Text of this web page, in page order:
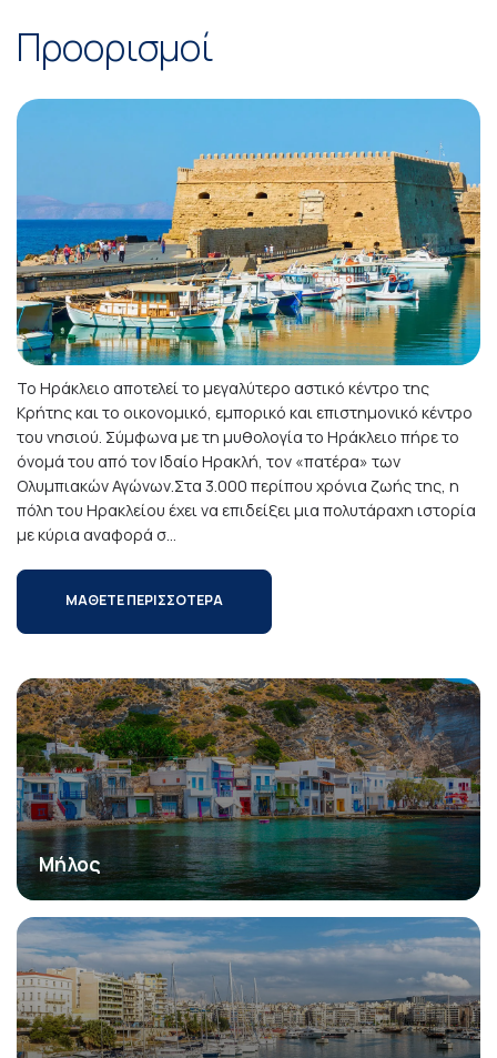
Προορισμοί
Το Ηράκλειο αποτελεί το μεγαλύτερο αστικό κέντρο της
Κρήτης και το οικονομικό, εμπορικό και επιστημονικό κέντρο
του νησιού. Σύμφωνα με τη μυθολογία το Ηράκλειο πήρε το
όνομά του από τον Ιδαίο Ηρακλή, τον «πατέρα» των
Ολυμπιακών Αγώνων.Στα 3.000 περίπου χρόνια ζωής της, η
πόλη του Ηρακλείου έχει να επιδείξει μια πολυτάραχη ιστορία
με κύρια αναφορά σ...
ΜΑΘΕΤΕ ΠΕΡΙΣΣΟΤΕΡΑ
Μήλος